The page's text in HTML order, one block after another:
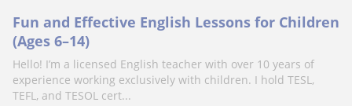
Fun and Effective English Lessons for Children
(Ages 6–14)
Hello! I’m a licensed English teacher with over 10 years of
experience working exclusively with children. I hold TESL,
TEFL, and TESOL cert...